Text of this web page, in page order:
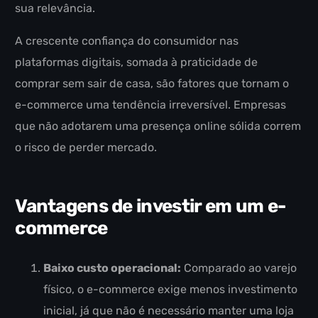
sua relevância.
A crescente confiança do consumidor nas
plataformas digitais, somada à praticidade de
comprar sem sair de casa, são fatores que tornam o
e-commerce uma tendência irreversível. Empresas
que não adotarem uma presença online sólida correm
o risco de perder mercado.
Vantagens de investir em um e-
commerce
Baixo custo operacional: Comparado ao varejo
físico, o e-commerce exige menos investimento
inicial, já que não é necessário manter uma loja